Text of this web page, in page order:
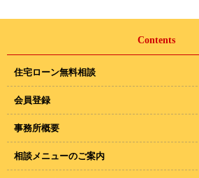
Contents
住宅ローン無料相談
会員登録
事務所概要
相談メニューのご案内